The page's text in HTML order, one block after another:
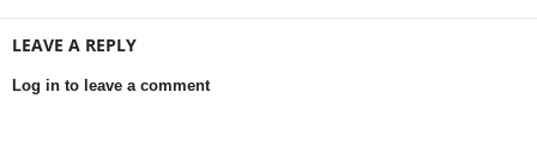
LEAVE A REPLY
Log in to leave a comment